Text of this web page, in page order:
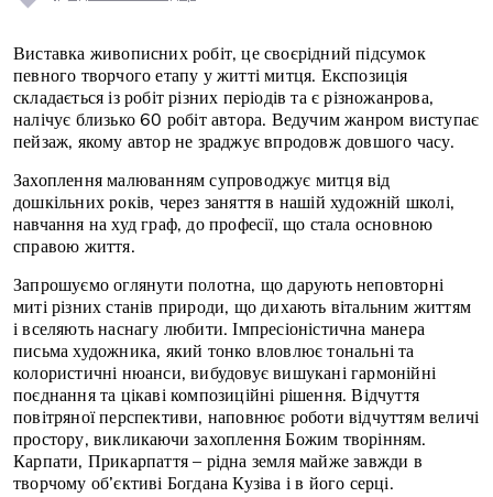
Виставка живописних робіт, це своєрідний підсумок
певного творчого етапу у житті митця. Експозиція
складається із робіт різних періодів та є різножанрова,
налічує близько 60 робіт автора. Ведучим жанром виступає
пейзаж, якому автор не зраджує впродовж довшого часу.
Захоплення малюванням супроводжує митця від
дошкільних років, через заняття в нашій художній школі,
навчання на худ граф, до професії, що стала основною
справою життя.
Запрошуємо оглянути полотна, що дарують неповторні
миті різних станів природи, що дихають вітальним життям
і вселяють наснагу любити. Імпресіоністична манера
письма художника, який тонко вловлює тональні та
колористичні нюанси, вибудовує вишукані гармонійні
поєднання та цікаві композиційні рішення. Відчуття
повітряної перспективи, наповнює роботи відчуттям величі
простору, викликаючи захоплення Божим творінням.
Карпати, Прикарпаття – рідна земля майже завжди в
творчому об’єктиві Богдана Кузіва і в його серці.